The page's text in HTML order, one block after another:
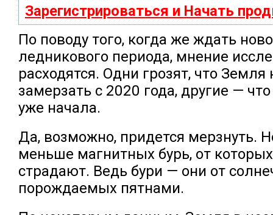
Зарегистрироваться и Начать
По поводу того, когда же ждать
ледникового периода, мнение
расходятся. Одни грозят, что Земля
замерзать с 2020 года, другие —
уже начала.
Да, возможно, придется мерзнуть.
меньше магнитных бурь, от
страдают. Ведь бури — они от
порождаемых пятнами.